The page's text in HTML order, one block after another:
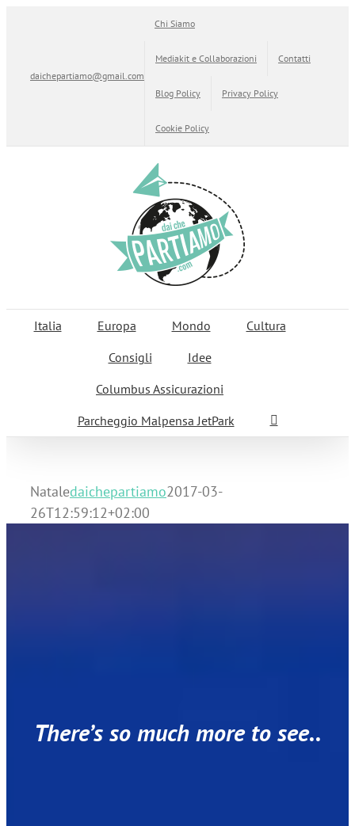
daichepartiamo@gmail.com
Chi Siamo
Mediakit e Collaborazioni Contatti
Blog Policy Privacy Policy
Cookie Policy
Italia Europa Mondo
Cultura
Consigli
Idee
Columbus Assicurazioni
Parcheggio Malpensa JetPark
Nataledaichepartiamo2017-03-
26T12:59:12+02:00
There’s so much more to see..